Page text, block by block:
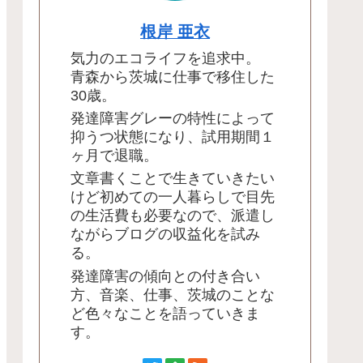
根岸 亜衣
気力のエコライフを追求中。
青森から茨城に仕事で移住した
30歳。
発達障害グレーの特性によって
抑うつ状態になり、試用期間１
ヶ月で退職。
文章書くことで生きていきたい
けど初めての一人暮らしで目先
の生活費も必要なので、派遣し
ながらブログの収益化を試み
る。
発達障害の傾向との付き合い
方、音楽、仕事、茨城のことな
ど色々なことを語っていきま
す。